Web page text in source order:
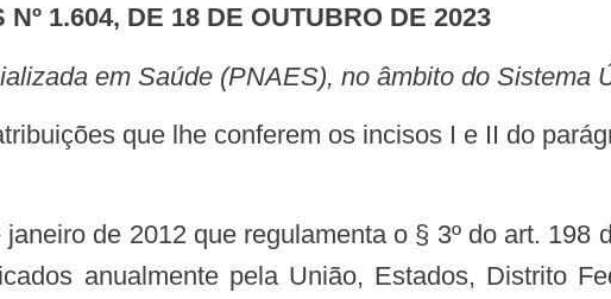
Nº 1.604, DE 18 DE OUTUBRO DE 2023
em Saúde (PNAES), no âmbito do Sistema
anualmente pela União, Estados, Distrito